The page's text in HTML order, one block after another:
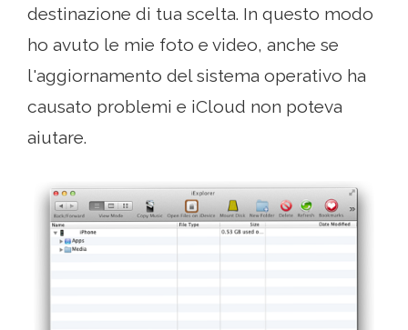
destinazione di tua scelta. In questo modo
ho avuto le mie foto e video, anche se
l'aggiornamento del sistema operativo ha
causato problemi e iCloud non poteva
aiutare.